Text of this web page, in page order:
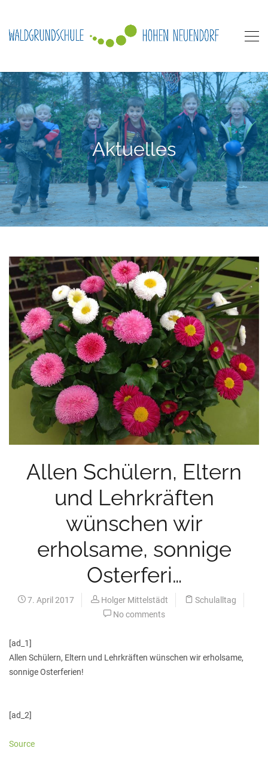
Aktuelles
Allen Schülern, Eltern
und Lehrkräften
wünschen wir
erholsame, sonnige
Osterferi…
7. April 2017 Holger Mittelstädt
Schulalltag
No comments
[ad_1]
Allen Schülern, Eltern und Lehrkräften wünschen wir erholsame,
sonnige Osterferien!
[ad_2]
Source